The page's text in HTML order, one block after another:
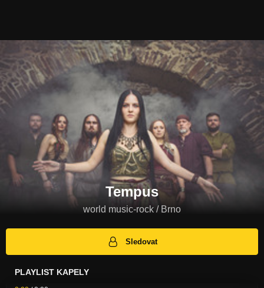
Tempus
world music-rock / Brno
Sledovat
PLAYLIST KAPELY